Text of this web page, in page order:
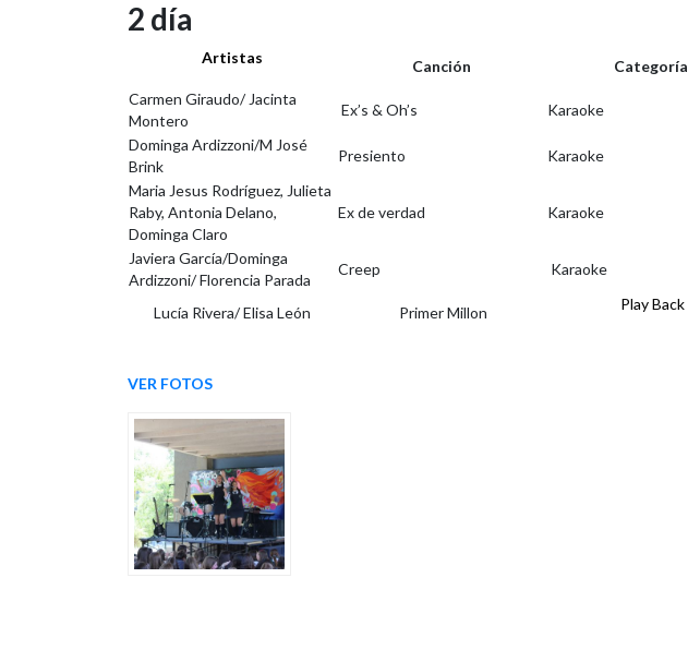
2 día
Artistas Canción
Categoría
Carmen Giraudo/ Jacinta
Montero
Ex’s & Oh’s
Karaoke
Dominga Ardizzoni/M José
Brink
Presiento
Karaoke
Maria Jesus Rodríguez, Julieta
Raby, Antonia Delano,
Dominga Claro
Ex de verdad Karaoke
Javiera García/Dominga
Ardizzoni/ Florencia Parada
Creep Karaoke
Lucía Rivera/ Elisa León Primer Millon Play Back
VER FOTOS